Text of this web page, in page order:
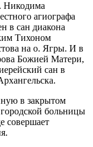
Никодима
агиографа
в сан диакона
Тихоном
на о. Ягры. И в
Божией Матери,
сан в
в закрытом
больницы
совершает